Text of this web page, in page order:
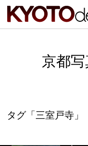
京都
タグ「三室戸寺」